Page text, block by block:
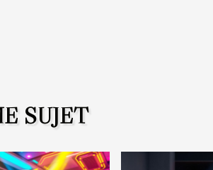
SUJET